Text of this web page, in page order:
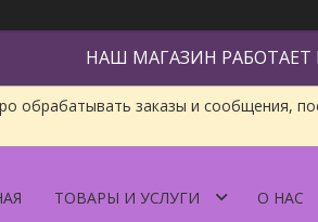
НАШ МАГАЗИН РАБОТАЕТ
обрабатывать заказы и сообщения,
ТОВАРЫ И УСЛУГИ О НАС